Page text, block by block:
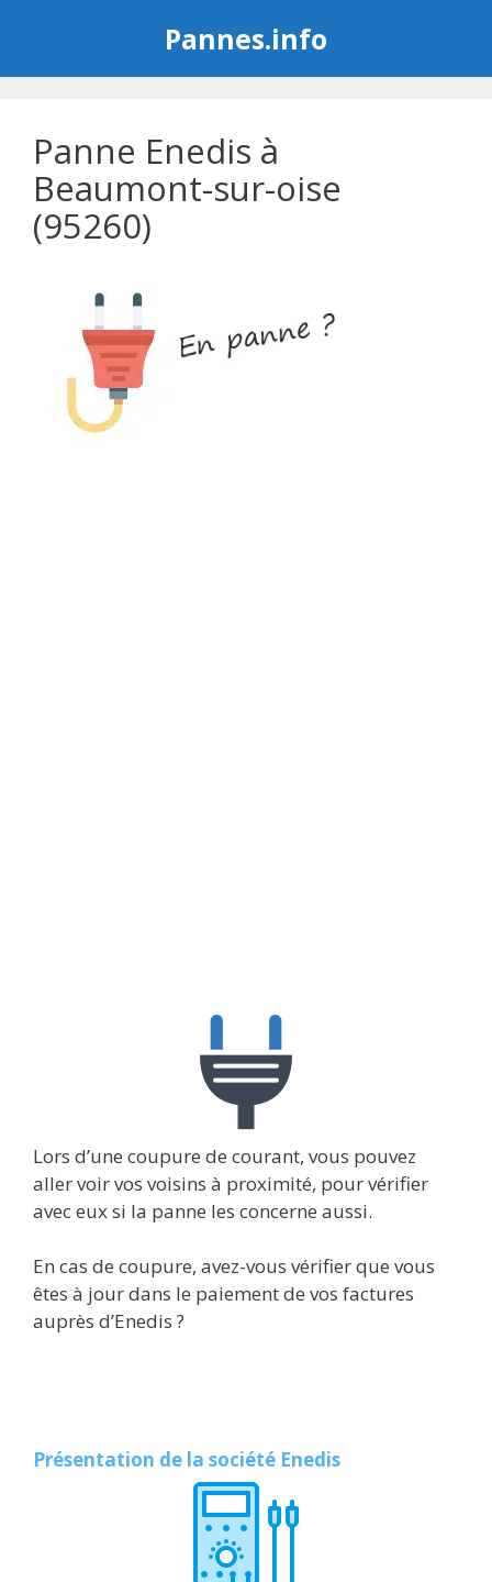
Pannes.info
Panne Enedis à
Beaumont-sur-oise
(95260)
Lors d’une coupure de courant, vous pouvez
aller voir vos voisins à proximité, pour vérifier
avec eux si la panne les concerne aussi.
En cas de coupure, avez-vous vérifier que vous
êtes à jour dans le paiement de vos factures
auprès d’Enedis ?
Présentation de la société Enedis